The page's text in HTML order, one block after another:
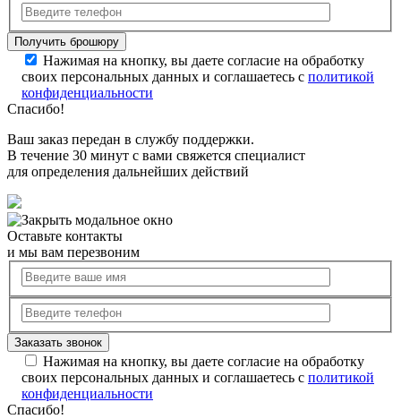
Нажимая на кнопку, вы даете согласие на обработку
своих персональных данных и соглашаетесь с политикой
конфиденциальности
Спасибо!
Ваш заказ передан в службу поддержки.
В течение 30 минут с вами свяжется специалист
для определения дальнейших действий
Оставьте контакты
и мы вам перезвоним
Нажимая на кнопку, вы даете согласие на обработку
своих персональных данных и соглашаетесь с политикой
конфиденциальности
Спасибо!